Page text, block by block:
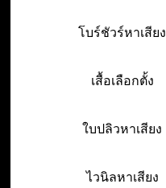
โบร์ชัวร์หาเสียง
เสื้อเลือกตั้ง
ใบปลิวหาเสียง
ไวนิลหาเสียง